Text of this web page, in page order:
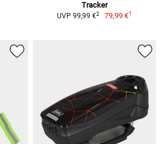
Tracker
UVP 99,99 €2 79,99 €1